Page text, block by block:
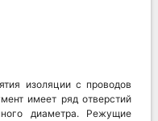
изоляции с проводов
имеет ряд отверстий
диаметра. Режущие